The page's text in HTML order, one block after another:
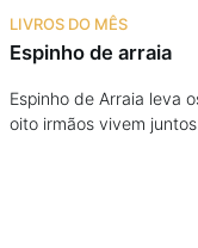
Na família
Colunas
LIVROS DO MÊS
Espinho de arraia
Espinho de Arraia leva
oito irmãos vivem